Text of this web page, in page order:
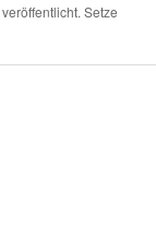
veröffentlicht. Setze